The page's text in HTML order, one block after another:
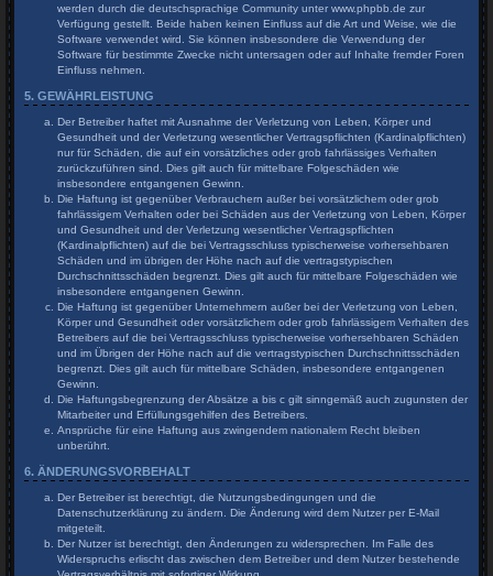
werden durch die deutschsprachige Community unter www.phpbb.de zur
Verfügung gestellt. Beide haben keinen Einfluss auf die Art und Weise, wie die
Software verwendet wird. Sie können insbesondere die Verwendung der
Software für bestimmte Zwecke nicht untersagen oder auf Inhalte fremder Foren
Einfluss nehmen.
5. GEWÄHRLEISTUNG
Der Betreiber haftet mit Ausnahme der Verletzung von Leben, Körper und
Gesundheit und der Verletzung wesentlicher Vertragspflichten (Kardinalpflichten)
nur für Schäden, die auf ein vorsätzliches oder grob fahrlässiges Verhalten
zurückzuführen sind. Dies gilt auch für mittelbare Folgeschäden wie
insbesondere entgangenen Gewinn.
Die Haftung ist gegenüber Verbrauchern außer bei vorsätzlichem oder grob
fahrlässigem Verhalten oder bei Schäden aus der Verletzung von Leben, Körper
und Gesundheit und der Verletzung wesentlicher Vertragspflichten
(Kardinalpflichten) auf die bei Vertragsschluss typischerweise vorhersehbaren
Schäden und im übrigen der Höhe nach auf die vertragstypischen
Durchschnittsschäden begrenzt. Dies gilt auch für mittelbare Folgeschäden wie
insbesondere entgangenen Gewinn.
Die Haftung ist gegenüber Unternehmern außer bei der Verletzung von Leben,
Körper und Gesundheit oder vorsätzlichem oder grob fahrlässigem Verhalten des
Betreibers auf die bei Vertragsschluss typischerweise vorhersehbaren Schäden
und im Übrigen der Höhe nach auf die vertragstypischen Durchschnittsschäden
begrenzt. Dies gilt auch für mittelbare Schäden, insbesondere entgangenen
Gewinn.
Die Haftungsbegrenzung der Absätze a bis c gilt sinngemäß auch zugunsten der
Mitarbeiter und Erfüllungsgehilfen des Betreibers.
Ansprüche für eine Haftung aus zwingendem nationalem Recht bleiben
unberührt.
6. ÄNDERUNGSVORBEHALT
Der Betreiber ist berechtigt, die Nutzungsbedingungen und die
Datenschutzerklärung zu ändern. Die Änderung wird dem Nutzer per E-Mail
mitgeteilt.
Der Nutzer ist berechtigt, den Änderungen zu widersprechen. Im Falle des
Widerspruchs erlischt das zwischen dem Betreiber und dem Nutzer bestehende